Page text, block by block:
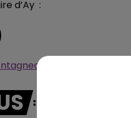
CHAMPAGNE FM
d’Ay :